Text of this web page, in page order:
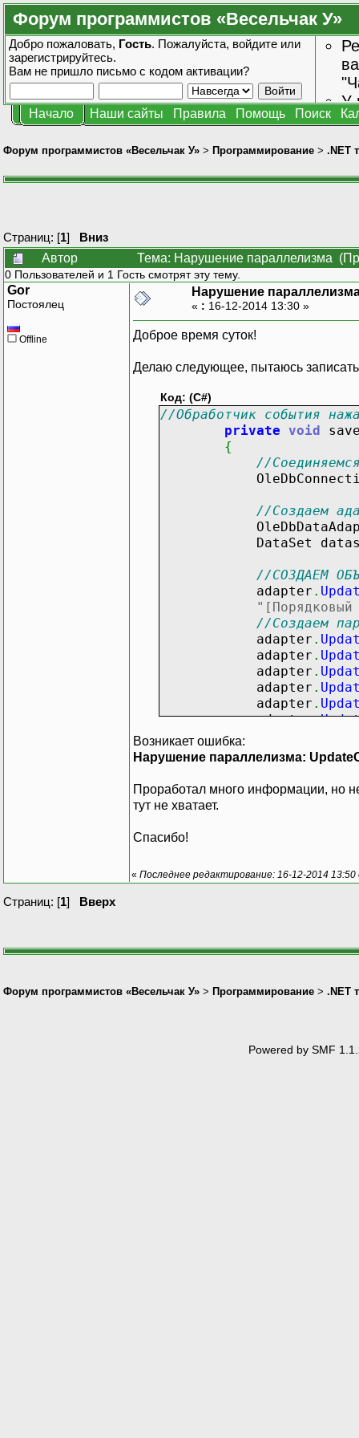
Форум программистов «Весельчак У»
Добро пожаловать, Гость. Пожалуйста, войдите или
зарегистрируйтесь.
Вам не пришло письмо с кодом активации?
У
Начало Наши сайты Правила Помощь Поиск
Форум программистов «Весельчак У» > Программирование > .NET
Страниц: [1] Вниз
Автор
Тема: Нарушение параллелизма
0 Пользователей и 1 Гость смотрят эту тему.
Gor
Постоялец
Offline
Нарушение
« : 16-12-2014 13:30 »
Доброе время суток!
Делаю следующее, пытаюсь
Код: (C#)
//Обработчик события
private void
{
//
OleDbConnection
//Создаем
DataSet
//СОЗДАЕМ
adapter .
//Создаем
adapter .
adapter .
adapter .
adapter .
adapter .
adapter.
adapter
adapter .
adapter
.
//Указываем
adapter
adapter.
adapter.
adapter.
Возникает ошибка:
Нарушение параллелизма:
Проработал много информации, но не
тут не хватает.
Спасибо!
« Последнее редактирование: 16-12-2014 13:50
Страниц: [1] Вверх
Форум программистов «Весельчак У» > Программирование > .NET
Powered by SMF